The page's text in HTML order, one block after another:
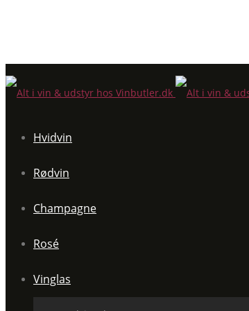
Hvidvin
Rødvin
Champagne
Rosé
Vinglas